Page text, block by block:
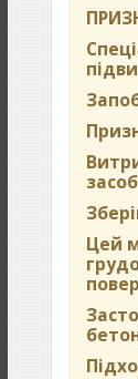
Цей